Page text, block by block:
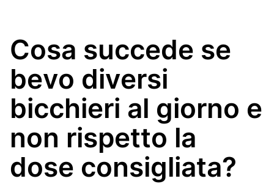
Cosa succede se
bevo diversi
bicchieri al giorno e
non rispetto la
dose consigliata?